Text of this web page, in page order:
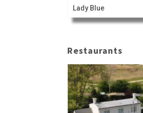
Lady Blue
Restaurants